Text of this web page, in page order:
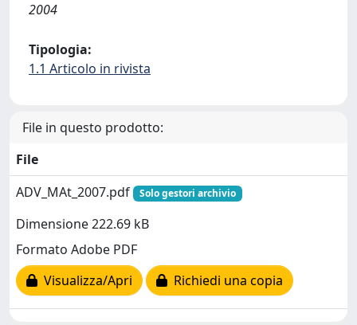
2004
Tipologia:
1.1 Articolo in rivista
File in questo prodotto:
File
ADV_MAt_2007.pdf
Solo gestori archivio
Dimensione 222.69 kB
Formato Adobe PDF
Visualizza/Apri
Richiedi una copia